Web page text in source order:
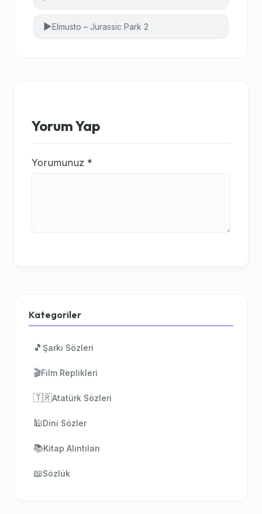
▶Elmusto – Jurassic Park 2
Yorum Yap
Yorumunuz *
Kategoriler
🎵 Şarkı Sözleri
🎬Film Replikleri
🇹🇷Atatürk Sözleri
🕌Dini Sözler
📚Kitap Alıntıları
📖Sözlük